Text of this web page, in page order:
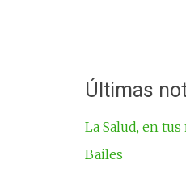
Últimas
La Salud, en tus
Bailes